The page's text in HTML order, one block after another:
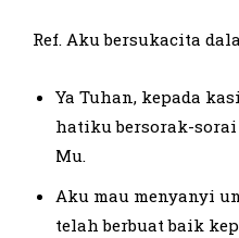
Ref. Aku bersukacita
Ya Tuhan, kepada
hatiku bersorak-
Mu.
Aku mau menyanyi
telah berbuat baik